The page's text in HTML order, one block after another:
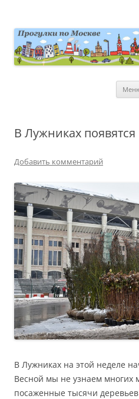
В Лужниках
Добавить комментарий
В Лужниках на этой неделе
Весной мы не узнаем многих
посаженные тысячи деревьев